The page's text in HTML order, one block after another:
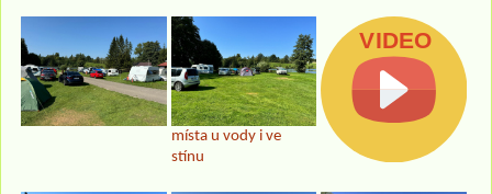
místa u vody i ve
stínu